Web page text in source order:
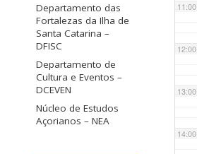
Departamento das
Fortalezas da Ilha de
Santa Catarina –
DFISC
Departamento de
Cultura e Eventos –
DCEVEN
Núcleo de Estudos
Açorianos – NEA
11:00
12:00
13:00
14:00